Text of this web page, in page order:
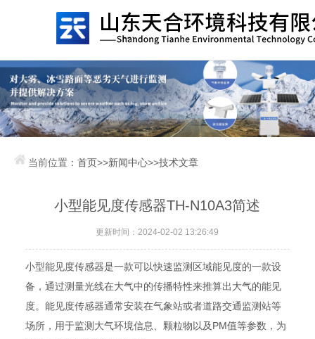
当前位置：首页>>新闻中心>>技术文章
小型能见度传感器TH-N10A3简述
更新时间：2024-02-02 13:26:49
小型能见度传感器是一款可以快速监测区域能见度的一款设
备，通过测量光线在大气中的传播特性来推算出大气的能见
度。能见度传感器通常安装在气象站或者道路交通监测站等
场所，用于监测大气环境信息、颗粒物以及PM值等参数，为